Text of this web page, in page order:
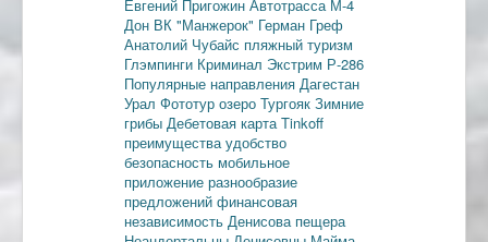
Евгений Пригожин Автотрасса М-4
Дон ВК "Манжерок" Герман Греф
Анатолий Чубайс пляжный туризм
Глэмпинги Криминал Экстрим Р-286
Популярные направления Дагестан
Урал Фототур озеро Тургояк Зимние
грибы Дебетовая карта Tinkoff
преимущества удобство
безопасность мобильное
приложение разнообразие
предложений финансовая
независимость Денисова пещера